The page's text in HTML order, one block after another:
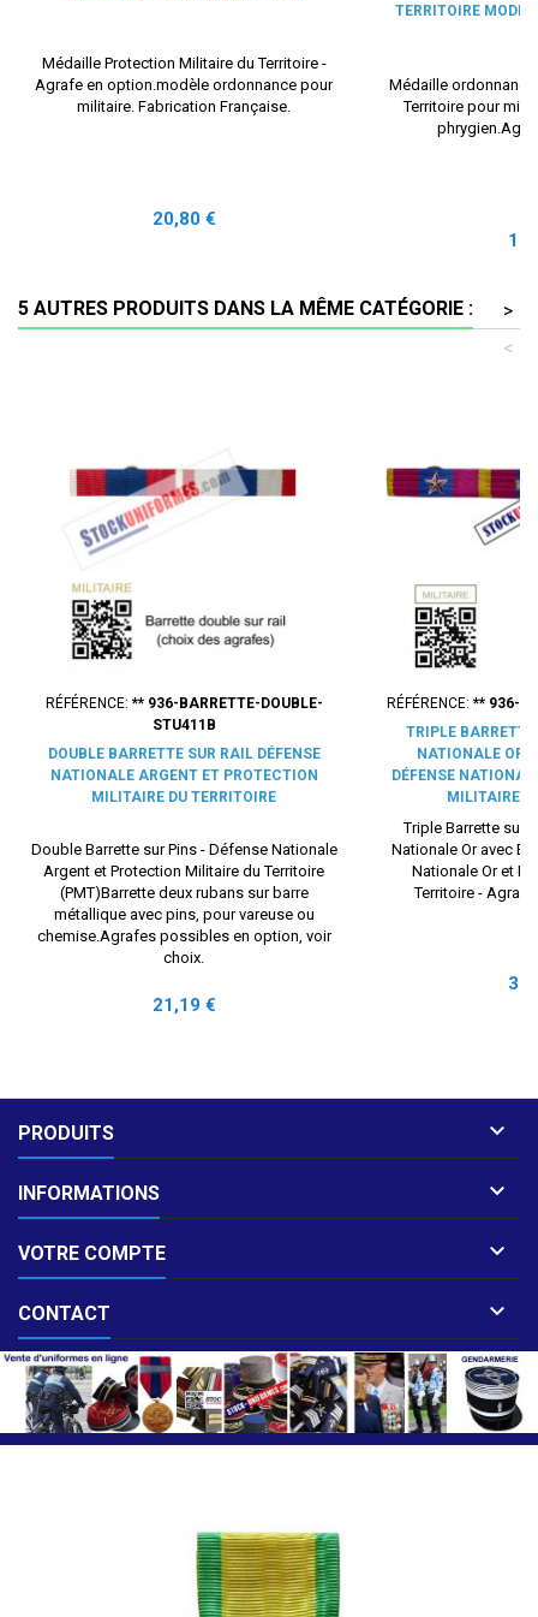
Médaille Protection Militaire du Territoire -
Agrafe en option.modèle ordonnance pour
militaire. Fabrication Française.
Prix
20,80 €
TERRITOIRE
Médaille
Territoire pour
Prix
5 AUTRES PRODUITS DANS LA MÊME CATÉGORIE :
>
<
RÉFÉRENCE: ** 936-BARRETTE-DOUBLE-
STU411B
DOUBLE BARRETTE SUR RAIL DÉFENSE
NATIONALE ARGENT ET PROTECTION
MILITAIRE DU TERRITOIRE
Double Barrette sur Pins - Défense Nationale
Argent et Protection Militaire du Territoire
(PMT)Barrette deux rubans sur barre
métallique avec pins, pour vareuse ou
chemise.Agrafes possibles en option, voir
choix.
Prix
21,19 €
RÉFÉRENCE: ** 936-
TRIPLE
NATIONALE OR
DÉFENSE
MILITAIRE
Triple Barrette sur
Nationale Or avec
Nationale Or et
Territoire -
Prix
PRODUITS 
INFORMATIONS 
VOTRE COMPTE 
CONTACT 